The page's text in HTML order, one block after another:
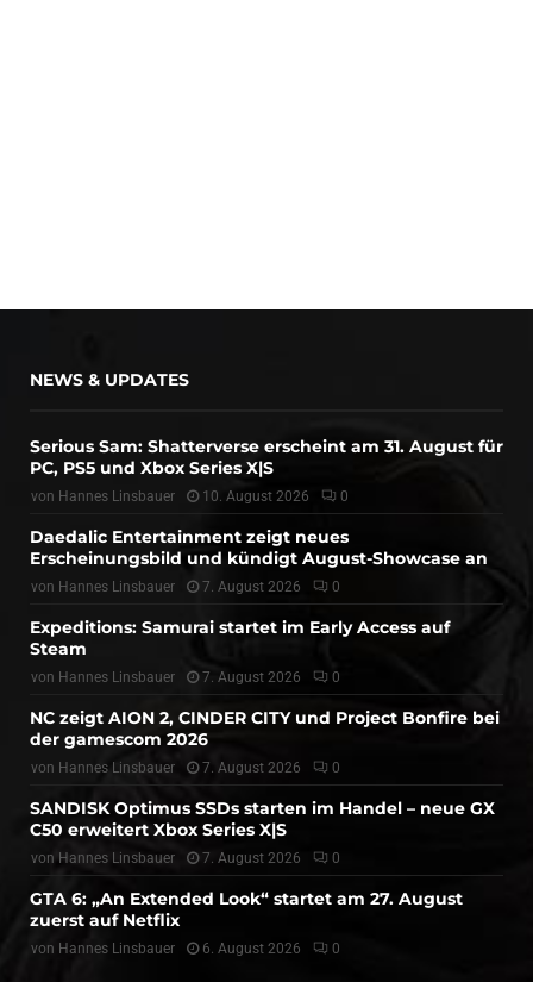
NEWS & UPDATES
Serious Sam: Shatterverse erscheint am 31. August für
PC, PS5 und Xbox Series X|S
von Hannes Linsbauer 10. August 2026 0
Daedalic Entertainment zeigt neues
Erscheinungsbild und kündigt August-Showcase an
von Hannes Linsbauer 7. August 2026 0
Expeditions: Samurai startet im Early Access auf
Steam
von Hannes Linsbauer 7. August 2026 0
NC zeigt AION 2, CINDER CITY und Project Bonfire bei
der gamescom 2026
von Hannes Linsbauer 7. August 2026 0
SANDISK Optimus SSDs starten im Handel – neue GX
C50 erweitert Xbox Series X|S
von Hannes Linsbauer 7. August 2026 0
GTA 6: „An Extended Look“ startet am 27. August
zuerst auf Netflix
von Hannes Linsbauer 6. August 2026 0